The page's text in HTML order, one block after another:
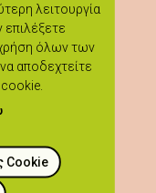
λειτουργία
όλων των
αποδεχτείτε
Cookie